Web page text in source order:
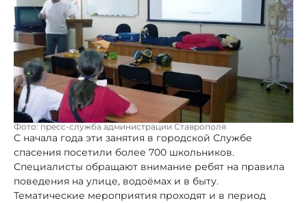
Фото: пресс-служба администрации Ставрополя
С начала года эти занятия в городской Службе
спасения посетили более 700 школьников.
Специалисты обращают внимание ребят на правила
поведения на улице, водоёмах и в быту.
Тематические мероприятия проходят и в период